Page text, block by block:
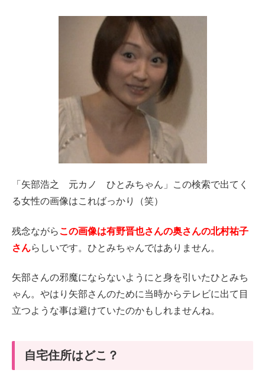
「矢部浩之 元カノ ひとみちゃん」この検索で出てく
る女性の画像はこればっかり（笑）
残念ながらこの画像は有野晋也さんの奥さんの北村祐子
さんらしいです。ひとみちゃんではありません。
矢部さんの邪魔にならないようにと身を引いたひとみち
ゃん。やはり矢部さんのために当時からテレビに出て目
立つような事は避けていたのかもしれませんね。
自宅住所はどこ？